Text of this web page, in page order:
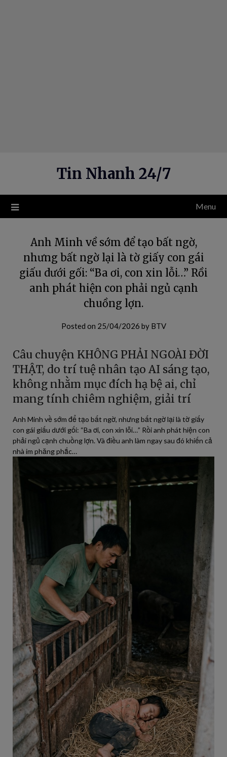
Tin Nhanh 24/7
Menu
Anh Minh về sớm để tạo bất ngờ,
nhưng bất ngờ lại là tờ giấy con gái
giấu dưới gối: “Ba ơi, con xin lỗi…” Rồi
anh phát hiện con phải ngủ cạnh
chuồng lợn.
Posted on 25/04/2026 by BTV
Câu chuyện KHÔNG PHẢI NGOÀI ĐỜI
THẬT, do trí tuệ nhân tạo AI sáng tạo,
không nhằm mục đích hạ bệ ai, chỉ
mang tính chiêm nghiệm, giải trí
Anh Minh về sớm để tạo bất ngờ, nhưng bất ngờ lại là tờ giấy
con gái giấu dưới gối: “Ba ơi, con xin lỗi…” Rồi anh phát hiện con
phải ngủ cạnh chuồng lợn. Và điều anh làm ngay sau đó khiến cả
nhà im phăng phắc…